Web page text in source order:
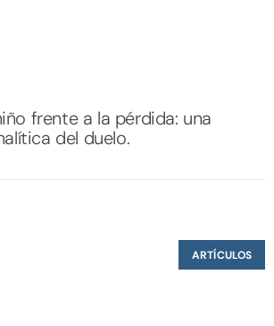
frente a la pérdida: una
del duelo.
ARTÍCULOS